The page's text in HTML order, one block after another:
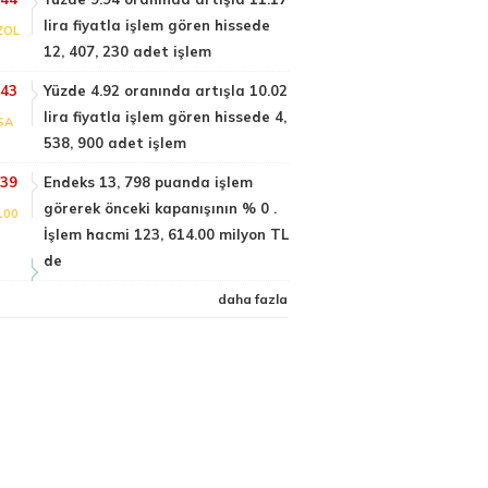
lira fiyatla işlem gören hissede
12, 407, 230 adet işlem
Yüzde 4.92 oranında artışla 10.02
lira fiyatla işlem gören hissede 4,
538, 900 adet işlem
Endeks 13, 798 puanda işlem
görerek önceki kapanışının % 0 .
İşlem hacmi 123, 614.00 milyon TL
de
daha fazla